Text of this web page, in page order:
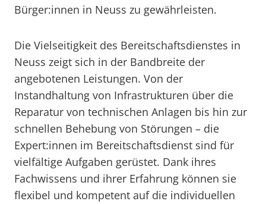
Bürger:innen in Neuss zu gewährleisten.
Die Vielseitigkeit des Bereitschaftsdienstes in
Neuss zeigt sich in der Bandbreite der
angebotenen Leistungen. Von der
Instandhaltung von Infrastrukturen über die
Reparatur von technischen Anlagen bis hin zur
schnellen Behebung von Störungen – die
Expert:innen im Bereitschaftsdienst sind für
vielfältige Aufgaben gerüstet. Dank ihres
Fachwissens und ihrer Erfahrung können sie
flexibel und kompetent auf die individuellen